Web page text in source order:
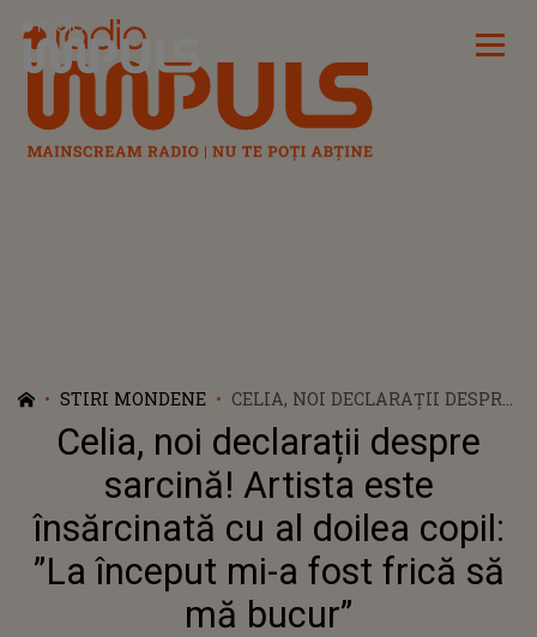
Radio Impuls
STIRI MONDENE
CELIA, NOI DECLARAȚII DESPRE
SARCINĂ! ARTISTA ESTE
ÎNSĂRCINATĂ CU AL DOILEA
COPIL: ”LA ÎNCEPUT MI-A FOST
FRICĂ SĂ MĂ BUCUR”
Celia, noi declarații despre
sarcină! Artista este
însărcinată cu al doilea copil:
”La început mi-a fost frică să
mă bucur”